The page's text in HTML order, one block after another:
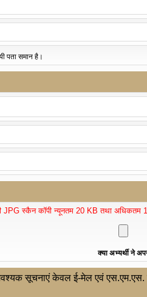
पता समान है।
JPG स्कैन कॉपी न्यूनतम 20 KB तथा
क्या अभ्यर्थी ने
सूचनाएं केवल ई-मेल एवं एस.एम.एस.